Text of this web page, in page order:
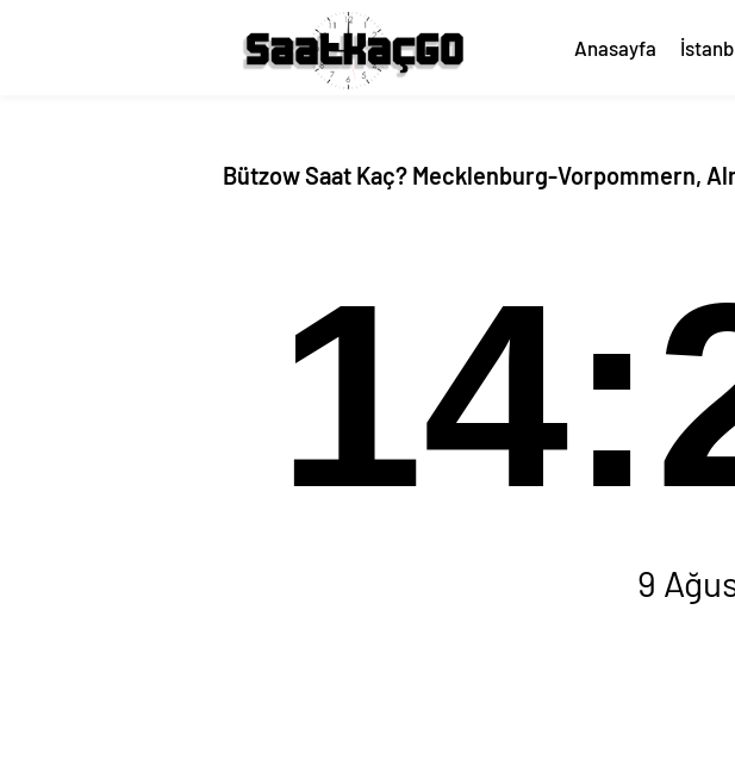
Anasayfa
Bützow Saat Kaç? Mecklenburg-Vorpommern,
9